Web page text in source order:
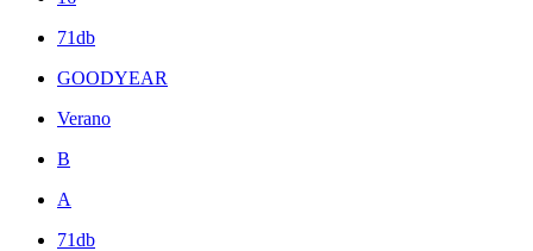
71db
GOODYEAR
Verano
B
A
71db